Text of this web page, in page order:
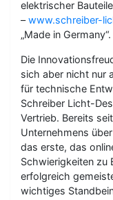
elektrischer
–www.schreiber-
„Made in Germany“.
Die
sich aber nicht nur
für technische
Schreiber Licht-
Vertrieb. Bereits
Unternehmens
das erste, das
Schwierigkeiten zu
erfolgreich
wichtiges